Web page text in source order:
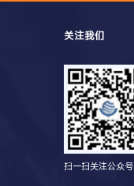
关注我们
扫一扫关注公众号